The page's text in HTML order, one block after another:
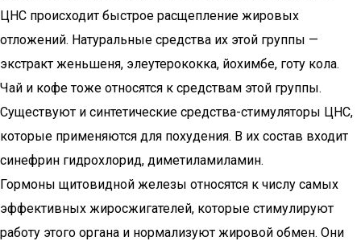
ЦНС происходит быстрое расщепление жировых
отложений. Натуральные средства их этой группы —
экстракт женьшеня, элеутерококка, йохимбе, готу кола.
Чай и кофе тоже относятся к средствам этой группы.
Существуют и синтетические средства-стимуляторы ЦНС,
которые применяются для похудения. В их состав входит
синефрин гидрохлорид, диметиламиламин.
Гормоны щитовидной железы относятся к числу самых
эффективных жиросжигателей, которые стимулируют
работу этого органа и нормализуют жировой обмен. Они